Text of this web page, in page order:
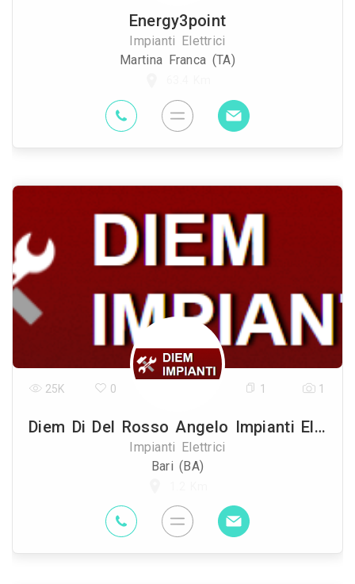
Energy3point
Impianti Elettrici
Martina Franca (TA)
Diem Di Del Rosso Angelo Impianti Elettrici Industriali E Domestici
Impianti Elettrici
Bari (BA)
25K 0 1 1